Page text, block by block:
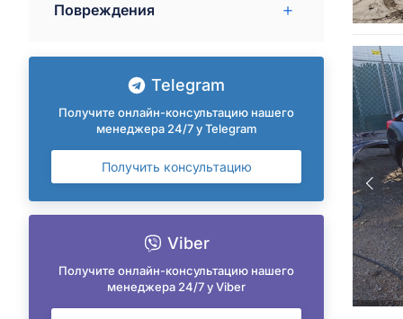
Повреждения
Telegram
Получите онлайн-консультацию нашего
менеджера 24/7 у Telegram
Получить консультацию
Viber
Получите онлайн-консультацию нашего
менеджера 24/7 у Viber